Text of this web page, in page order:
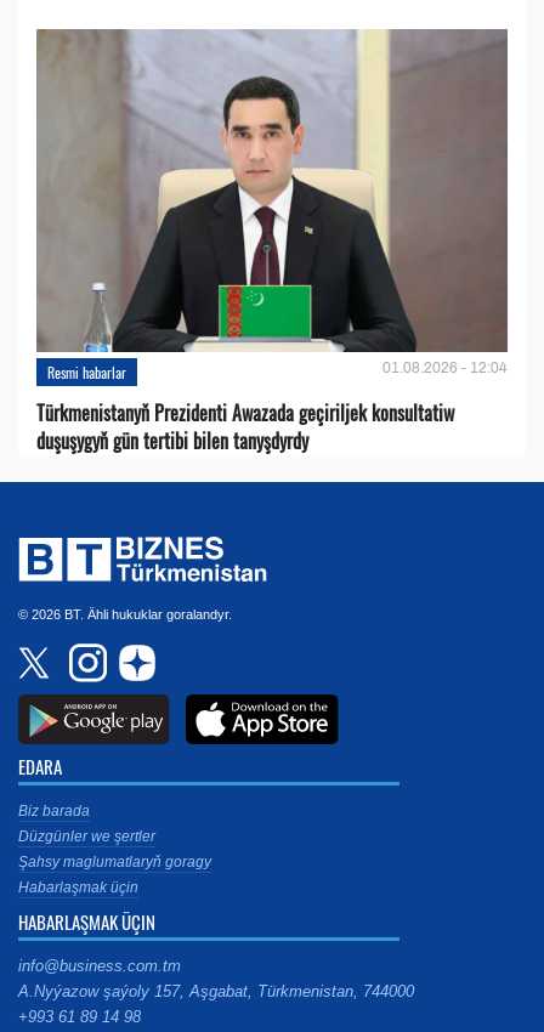
Resmi habarlar 01.08.2026 - 12:04
Türkmenistanyň Prezidenti Awazada geçiriljek konsultatiw
duşuşygyň gün tertibi bilen tanyşdyrdy
© 2026 BT. Ähli hukuklar goralandyr.
EDARA
Biz barada
Düzgünler we şertler
Şahsy maglumatlaryň goragy
Habarlaşmak üçin
HABARLAŞMAK ÜÇIN
info@business.com.tm
A.Nyýazow şaýoly 157, Aşgabat, Türkmenistan, 744000
+993 61 89 14 98